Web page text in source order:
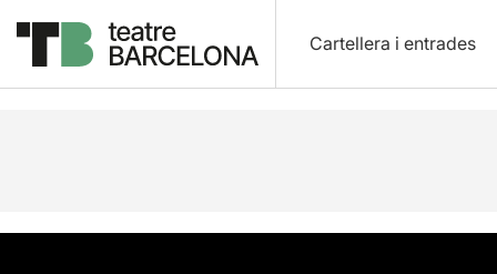
Cartellera i entrades
Descripció Fitxa artística Fotos i vídeos